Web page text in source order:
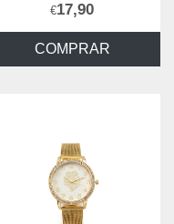
€17,90
COMPRAR